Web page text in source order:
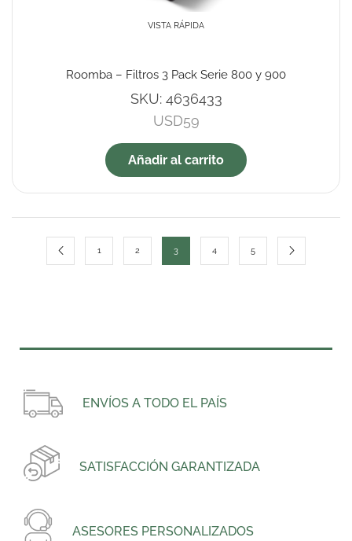
VISTA RÁPIDA
Roomba – Filtros 3 Pack Serie 800 y 900
SKU: 4636433
USD59
Añadir al carrito
1 2 3 4 5
ENVÍOS A TODO EL PAÍS
SATISFACCIÓN GARANTIZADA
ASESORES PERSONALIZADOS